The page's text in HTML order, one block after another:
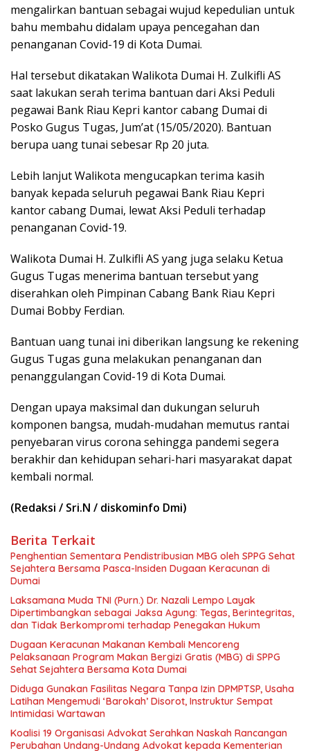
mengalirkan bantuan sebagai wujud kepedulian untuk
bahu membahu didalam upaya pencegahan dan
penanganan Covid-19 di Kota Dumai.
Hal tersebut dikatakan Walikota Dumai H. Zulkifli AS
saat lakukan serah terima bantuan dari Aksi Peduli
pegawai Bank Riau Kepri kantor cabang Dumai di
Posko Gugus Tugas, Jum’at (15/05/2020). Bantuan
berupa uang tunai sebesar Rp 20 juta.
Lebih lanjut Walikota mengucapkan terima kasih
banyak kepada seluruh pegawai Bank Riau Kepri
kantor cabang Dumai, lewat Aksi Peduli terhadap
penanganan Covid-19.
Walikota Dumai H. Zulkifli AS yang juga selaku Ketua
Gugus Tugas menerima bantuan tersebut yang
diserahkan oleh Pimpinan Cabang Bank Riau Kepri
Dumai Bobby Ferdian.
Bantuan uang tunai ini diberikan langsung ke rekening
Gugus Tugas guna melakukan penanganan dan
penanggulangan Covid-19 di Kota Dumai.
Dengan upaya maksimal dan dukungan seluruh
komponen bangsa, mudah-mudahan memutus rantai
penyebaran virus corona sehingga pandemi segera
berakhir dan kehidupan sehari-hari masyarakat dapat
kembali normal.
(Redaksi / Sri.N / diskominfo Dmi)
Berita Terkait
Penghentian Sementara Pendistribusian MBG oleh SPPG Sehat
Sejahtera Bersama Pasca-Insiden Dugaan Keracunan di
Dumai
Laksamana Muda TNI (Purn.) Dr. Nazali Lempo Layak
Dipertimbangkan sebagai Jaksa Agung: Tegas, Berintegritas,
dan Tidak Berkompromi terhadap Penegakan Hukum
Dugaan Keracunan Makanan Kembali Mencoreng
Pelaksanaan Program Makan Bergizi Gratis (MBG) di SPPG
Sehat Sejahtera Bersama Kota Dumai
Diduga Gunakan Fasilitas Negara Tanpa Izin DPMPTSP, Usaha
Latihan Mengemudi ‘Barokah’ Disorot, Instruktur Sempat
Intimidasi Wartawan
Koalisi 19 Organisasi Advokat Serahkan Naskah Rancangan
Perubahan Undang-Undang Advokat kepada Kementerian